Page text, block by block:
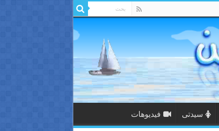
سيدتى فيديوهات